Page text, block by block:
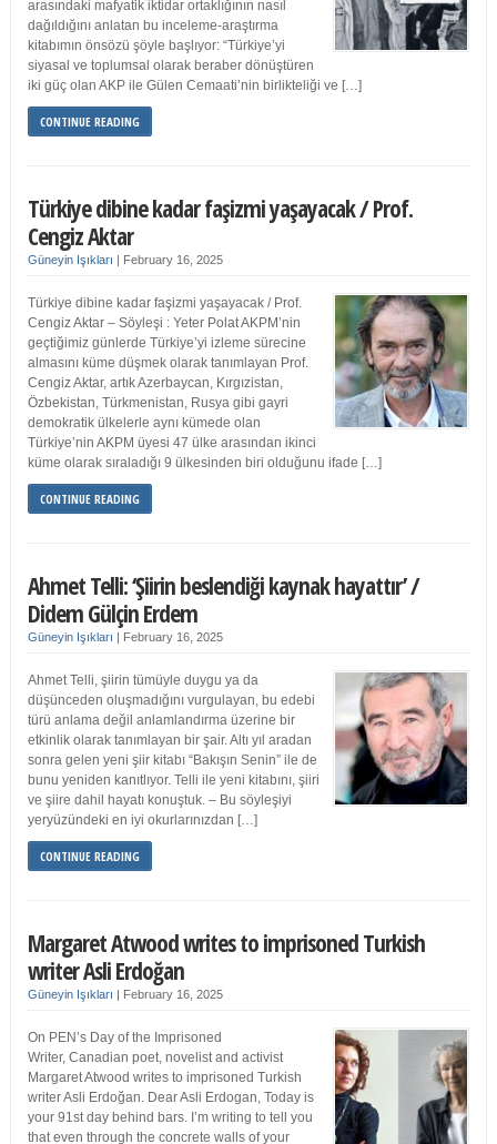
arasındaki mafyatik iktidar ortaklığının nasıl
dağıldığını anlatan bu inceleme-araştırma
kitabımın önsözü şöyle başlıyor: “Türkiye’yi
siyasal ve toplumsal olarak beraber dönüştüren
iki güç olan AKP ile Gülen Cemaati’nin birlikteliği ve […]
CONTINUE READING
Türkiye dibine kadar faşizmi yaşayacak / Prof.
Cengiz Aktar
Güneyin Işıkları | February 16, 2025
Türkiye dibine kadar faşizmi yaşayacak / Prof.
Cengiz Aktar – Söyleşi : Yeter Polat AKPM’nin
geçtiğimiz günlerde Türkiye’yi izleme sürecine
almasını küme düşmek olarak tanımlayan Prof.
Cengiz Aktar, artık Azerbaycan, Kırgızistan,
Özbekistan, Türkmenistan, Rusya gibi gayri
demokratik ülkelerle aynı kümede olan
Türkiye’nin AKPM üyesi 47 ülke arasından ikinci
küme olarak sıraladığı 9 ülkesinden biri olduğunu ifade […]
CONTINUE READING
Ahmet Telli: ‘Şiirin beslendiği kaynak hayattır’ /
Didem Gülçin Erdem
Güneyin Işıkları | February 16, 2025
Ahmet Telli, şiirin tümüyle duygu ya da
düşünceden oluşmadığını vurgulayan, bu edebi
türü anlama değil anlamlandırma üzerine bir
etkinlik olarak tanımlayan bir şair. Altı yıl aradan
sonra gelen yeni şiir kitabı “Bakışın Senin” ile de
bunu yeniden kanıtlıyor. Telli ile yeni kitabını, şiiri
ve şiire dahil hayatı konuştuk. – Bu söyleşiyi
yeryüzündeki en iyi okurlarınızdan […]
CONTINUE READING
Margaret Atwood writes to imprisoned Turkish
writer Asli Erdoğan
Güneyin Işıkları | February 16, 2025
On PEN’s Day of the Imprisoned
Writer, Canadian poet, novelist and activist
Margaret Atwood writes to imprisoned Turkish
writer Asli Erdoğan. Dear Asli Erdogan, Today is
your 91st day behind bars. I’m writing to tell you
that even through the concrete walls of your